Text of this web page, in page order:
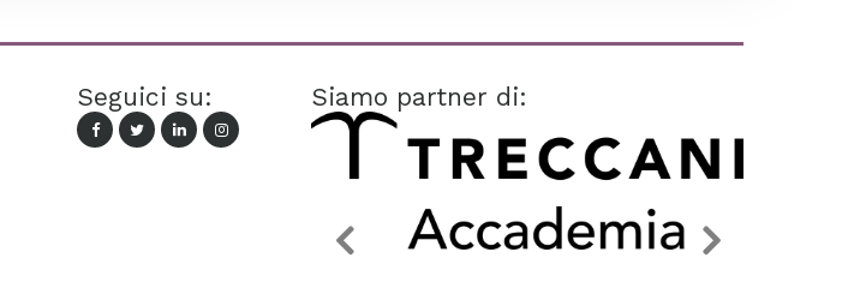
Seguici su: Siamo partner di: